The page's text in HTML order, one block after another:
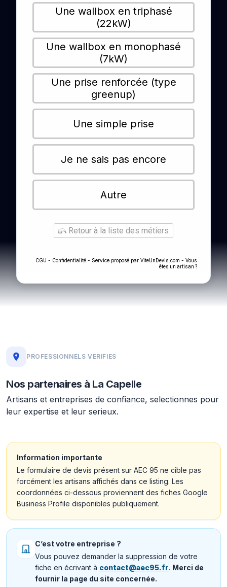
Une wallbox en triphasé
(22kW)
Une wallbox en monophasé
(7kW)
Une prise renforcée (type
greenup)
Une simple prise
Je ne sais pas encore
Autre
Retour à la liste des métiers
CGU - Confidentialité - Service proposé par ViteUnDevis.com - Vous
êtes un artisan ?
PROFESSIONNELS VERIFIES
Nos partenaires à La Capelle
Artisans et entreprises de confiance, selectionnes pour
leur expertise et leur serieux.
Information importante
Le formulaire de devis présent sur AEC 95 ne cible pas
forcément les artisans affichés dans ce listing. Les
coordonnées ci-dessous proviennent des fiches Google
Business Profile disponibles publiquement.
C’est votre entreprise ?
Vous pouvez demander la suppression de votre
fiche en écrivant à contact@aec95.fr. Merci de
fournir la page du site concernée.